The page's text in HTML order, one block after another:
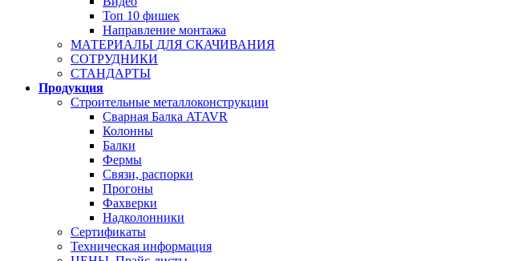
Топ 10 фишек
Направление монтажа
МАТЕРИАЛЫ ДЛЯ СКАЧИВАНИЯ
СОТРУДНИКИ
СТАНДАРТЫ
Продукция
Строительные металлоконструкции
Сварная Балка ATAVR
Колонны
Балки
Фермы
Связи, распорки
Прогоны
Фахверки
Надколонники
Сертификаты
Техническая информация